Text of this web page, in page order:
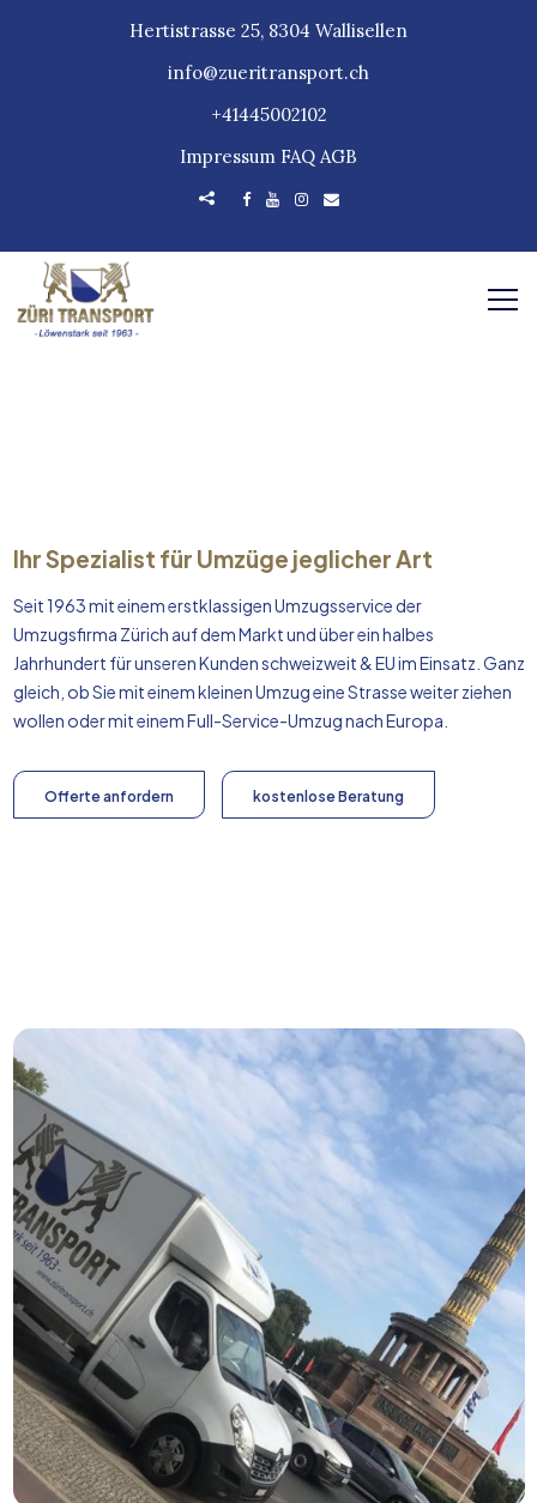
Hertistrasse 25, 8304 Wallisellen
info@zueritransport.ch
+41445002102
Impressum FAQ AGB
Ihr Spezialist für Umzüge jeglicher Art
Seit 1963 mit einem erstklassigen Umzugsservice der
Umzugsfirma Zürich auf dem Markt und über ein halbes
Jahrhundert für unseren Kunden schweizweit & EU im Einsatz. Ganz
gleich, ob Sie mit einem kleinen Umzug eine Strasse weiter ziehen
wollen oder mit einem Full-Service-Umzug nachEuropa
Offerte anfordern kostenlose Beratung